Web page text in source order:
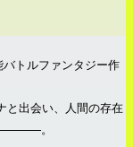
トルファンタジー作
と出会い、人間の存在
————。